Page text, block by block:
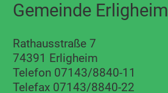
Gemeinde Erligheim
Rathausstraße 7
74391 Erligheim
Telefon 07143/8840-11
Telefax 07143/8840-22